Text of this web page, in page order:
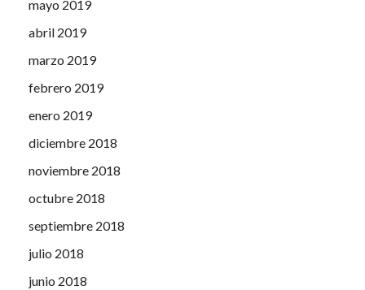
mayo 2019
abril 2019
marzo 2019
febrero 2019
enero 2019
diciembre 2018
noviembre 2018
octubre 2018
septiembre 2018
julio 2018
junio 2018